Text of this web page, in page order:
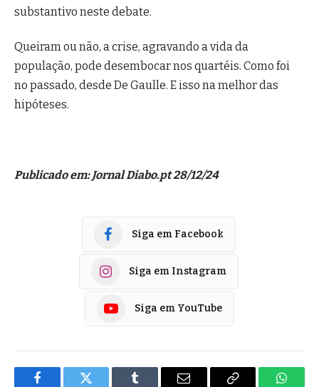
substantivo neste debate.
Queiram ou não, a crise, agravando a vida da
população, pode desembocar nos quartéis. Como foi
no passado, desde De Gaulle. E isso na melhor das
hipóteses.
Publicado em: Jornal Diabo.pt 28/12/24
Siga em Facebook
Siga em Instagram
Siga em YouTube